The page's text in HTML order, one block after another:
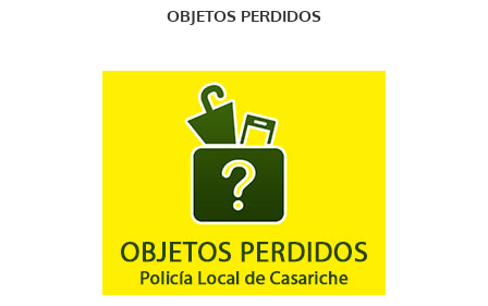
OBJETOS PERDIDOS